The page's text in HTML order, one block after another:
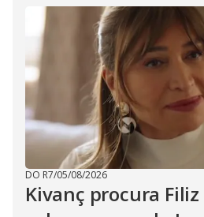
DO R7/05/08/2026
Kivanç procura